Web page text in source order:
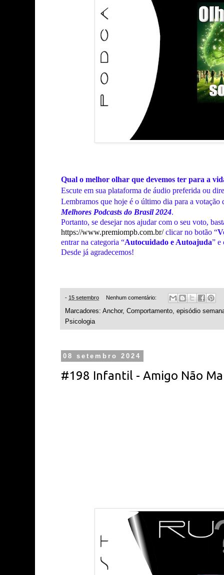
Qual o melhor olhar que devemos ter para a
Escute em sua plataforma de áudio preferida ou
Lembramos que hoje é o último dia para a votação
Melhores Podcasts do Brasil 2024.
Portanto, se desejar nos ajudar com o seu voto,
https://www.premiompb.com.br/clicar no botão “
entrar na categoria “Autocuidado e Autoajuda” e
Desde já agradecemos!
- 15 setembro Nenhum comentário:
Marcadores: Anchor, Comportamento, episódio
Psicologia
08 setembro 2024
#198 Infantil - Amigo Não